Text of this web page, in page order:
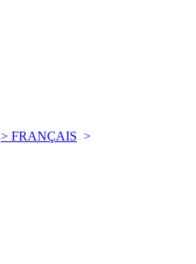
> FRANÇAIS